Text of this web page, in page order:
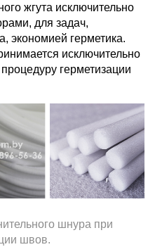
жгута исключительно
для задач,
экономией герметика.
исключительно
герметизации
шнура при
швов.